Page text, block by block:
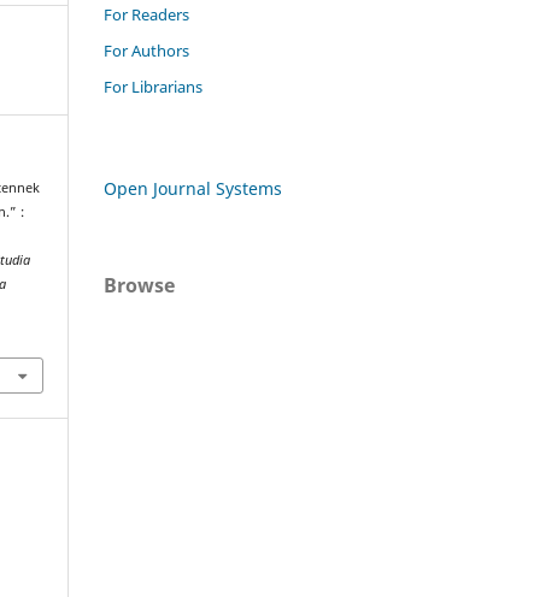
:
For Readers
For Authors
For Librarians
Open Journal Systems
Browse